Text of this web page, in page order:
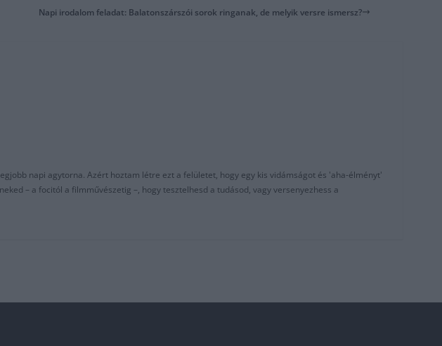
Napi irodalom feladat: Balatonszárszói sorok ringanak, de melyik versre ismersz?
napi agytorna. Azért hoztam létre ezt a felületet, hogy egy kis vidámságot és 'aha-élményt'
– a focitól a filmművészetig –, hogy tesztelhesd a tudásod, vagy versenyezhess a